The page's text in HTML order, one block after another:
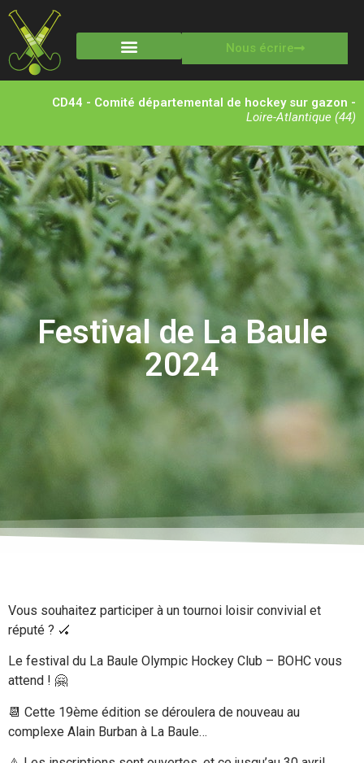
Nous écrire
CD44 - Comité départemental de hockey sur gazon -
Loire-Atlantique (44)
Festival de La Baule
2024
Vous souhaitez participer à un tournoi loisir convivial et
réputé ? 🏑
Le festival du La Baule Olympic Hockey Club – BOHC vous
attend ! 🤗
📆 Cette 19ème édition se déroulera de nouveau au
complexe Alain Burban à La Baule…